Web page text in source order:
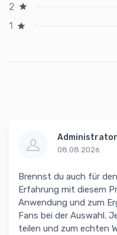
2
1
Administrator
08.08.2026
Brennst du auch für
Erfahrung mit diesem
Anwendung und zum
Fans bei der Auswahl.
teilen und zum echten